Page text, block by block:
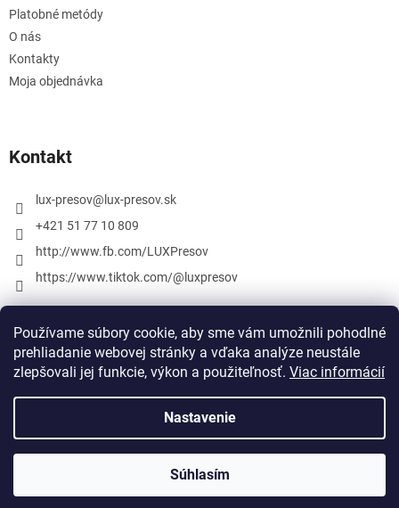
Používame súbory cookie, aby sme vám umožnili pohodlné
prehliadanie webovej stránky a vďaka analýze neustále
zlepšovali jej funkcie, výkon a použiteľnosť. Viac informácií
Nastavenie
Súhlasím
Platobné metódy
O nás
Kontakty
Moja objednávka
Kontakt
lux-presov@ lux-presov.sk
+421 51 77 10 809
http://www.fb.com/LUXPresov
https://www.tiktok.com/@luxpresov
Vytvoril Shoptet
lux-presov.sk. Všetky práva vyhradené.